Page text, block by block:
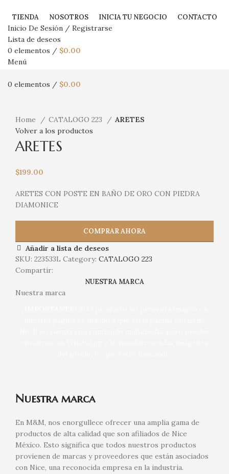
TIENDA NOSOTROS INICIA TU NEGOCIO CONTACTO
Inicio De Sesión / Registrarse
Lista de deseos
0 elementos / $0.00
Menú
0 elementos / $0.00
Home
CATALOGO 223
ARETES
Volver a los productos
ARETES
$199.00
ARETES CON POSTE EN BAÑO DE ORO CON PIEDRA
DIAMONICE
COMPRAR AHORA
Añadir a lista de deseos
SKU: 223533L Category: CATALOGO 223
Compartir:
NUESTRA MARCA
Nuestra marca
Nuestra marca
En M&M, nos enorgullece ofrecer una amplia gama de
productos de alta calidad que son afiliados de Nice
México. Esto significa que todos nuestros productos
provienen de marcas y proveedores que están asociados
con Nice, una reconocida empresa en la industria.